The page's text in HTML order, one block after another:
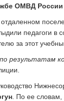
ОМВД России
педагоги
за этот
результатам
. По ее словам,